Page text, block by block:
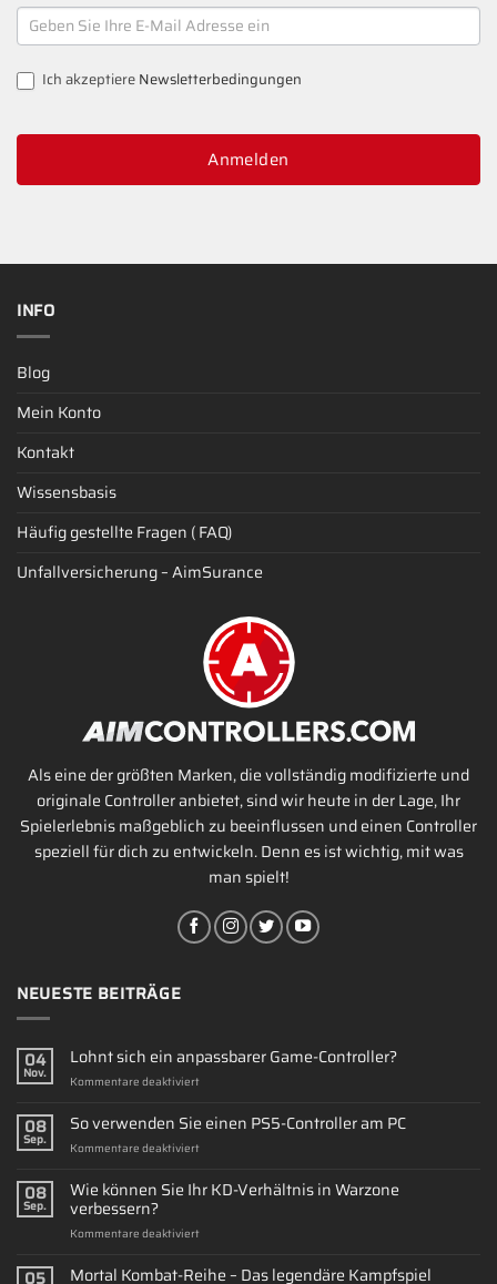
NEWSLETTER
SIGNUP
Ich akzeptiereNewsletterbedingungen
Anmelden
INFO
Blog
Mein Konto
Kontakt
Wissensbasis
Häufig gestellte Fragen ( FAQ)
Unfallversicherung – AimSurance
Als eine der größten Marken, die vollständig modifizierte und
originale Controller anbietet, sind wir heute in der Lage, Ihr
Spielerlebnis maßgeblich zu beeinflussen und einen Controller
speziell für dich zu entwickeln. Denn es ist wichtig, mit was
man spielt!
NEUESTE BEITRÄGE
04
Nov.
Lohnt sich ein anpassbarer Game-Controller?
Kommentare deaktiviertfür
sich
ein
anpassbarer
Controller?
08
Sep.
So verwenden Sie einen PS5-Controller am PC
Kommentare deaktiviertfür
verwenden
Sie
PS5-
am
08
Sep.
Wie können Sie Ihr KD-Verhältnis in Warzone
verbessern?
Kommentare deaktiviertfür
können
05 Mortal Kombat-Reihe – Das legendäre Kampfspiel